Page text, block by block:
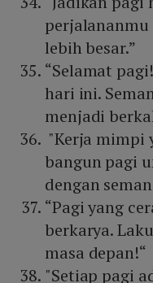
lebih besar.”
“Selamat
hari ini.
menjadi
"Kerja mimpi
bangun pagi
dengan
“Pagi yang
berkarya.
masa depan!“
"Setiap pagi